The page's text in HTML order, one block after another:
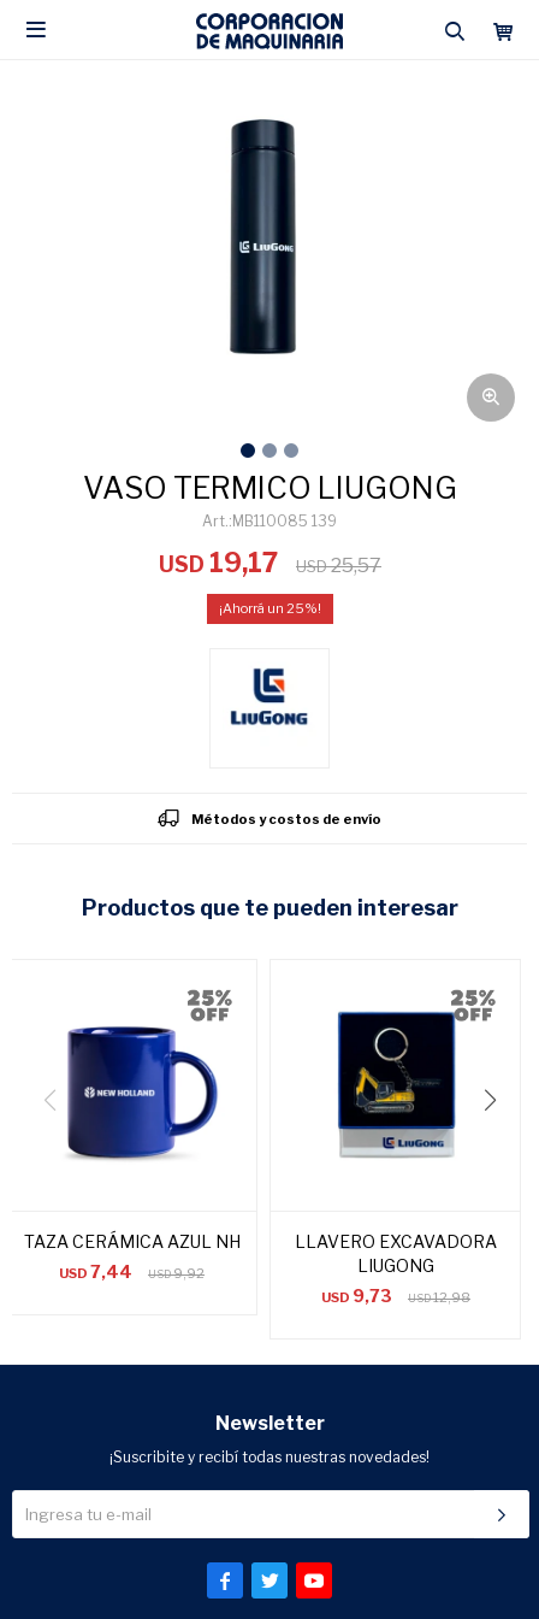

VASO TERMICO LIUGONG
MB110085 139
USD 19,17 USD 25,57
25
Métodos y costos de envío
productos que te pueden interesar
TAZA CERÁMICA AZUL NH
USD 7,44 USD9,92
LLAVERO EXCAVADORA
LIUGONG
USD 9,73 USD12,98
Newsletter
¡Suscribite y recibí todas nuestras novedades!
  